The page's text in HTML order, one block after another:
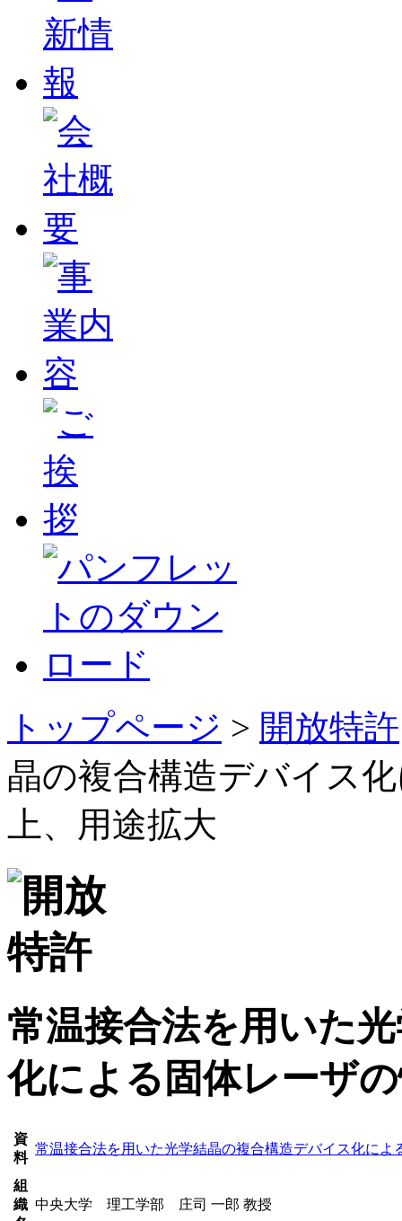
トップページ > 開放特許
晶の複合構造デバイス
上、用途拡大
常温接合法を用いた
化による固体レーザ
資
料
常温接合法を用いた光学結晶の複合構造デバイス化によ
組
織 中央大学 理工学部 庄司 一郎 教授